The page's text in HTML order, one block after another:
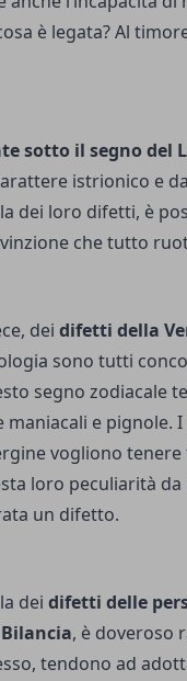
è legata? Al
sotto il segno del
istrionico e
dei loro difetti, è
che tutto
dei difetti della
sono tutti
segno zodiacale
maniacali e pignole.
vogliono
loro peculiarità
un difetto.
dei difetti delle
, è doveroso
tendono ad